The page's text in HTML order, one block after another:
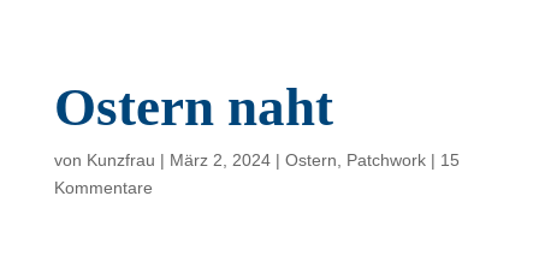
Ostern naht
von Kunzfrau | März 2, 2024| Ostern Patchwork| 15
Kommentare